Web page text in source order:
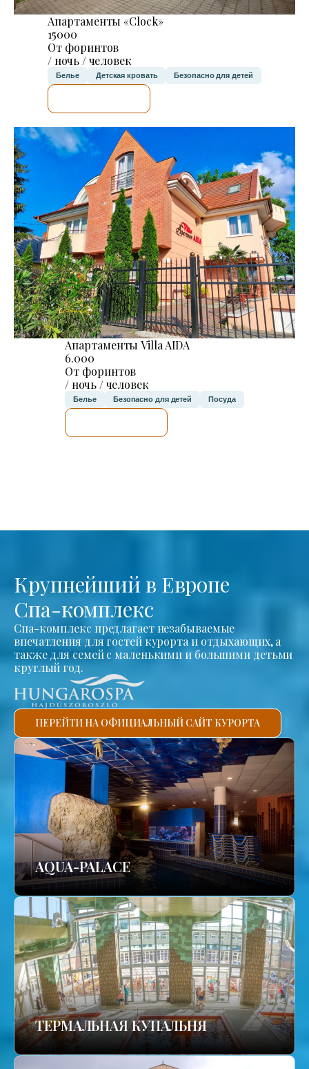
Апартаменты «Clock»
15000
От форинтов
/ ночь / человек
Белье Детская кровать Безопасно для детей
Апартаменты Villa AIDA
6.000
От форинтов
/ ночь / человек
Белье Безопасно для детей Посуда
Крупнейший в Европе
Спа-комплекс
Спа-комплекс предлагает незабываемые
впечатления для гостей курорта и отдыхающих, а
также для семей с маленькими и большими детьми
круглый год.
ПЕРЕЙТИ НА ОФИЦИАЛЬНЫЙ САЙТ КУРОРТА
AQUA-PALACE
TЕРМАЛЬНАЯ КУПАЛЬНЯ